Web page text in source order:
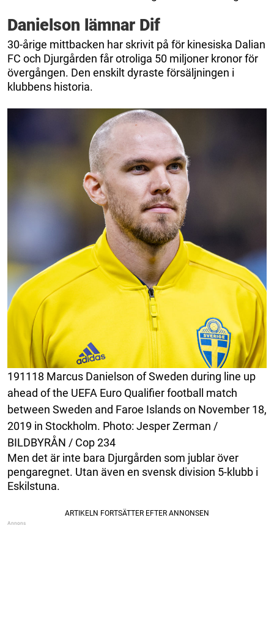
Danielson lämnar Dif
30-årige mittbacken har skrivit på för kinesiska Dalian
FC och Djurgården får otroliga 50 miljoner kronor för
övergången. Den enskilt dyraste försäljningen i
klubbens historia.
191118 Marcus Danielson of Sweden during line up
ahead of the UEFA Euro Qualifier football match
between Sweden and Faroe Islands on November 18,
2019 in Stockholm. Photo: Jesper Zerman /
BILDBYRÅN / Cop 234
Men det är inte bara Djurgården som jublar över
pengaregnet. Utan även en svensk division 5-klubb i
Eskilstuna.